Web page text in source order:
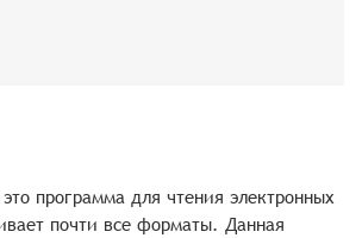
это программа для чтения электронных
почти все форматы. Данная